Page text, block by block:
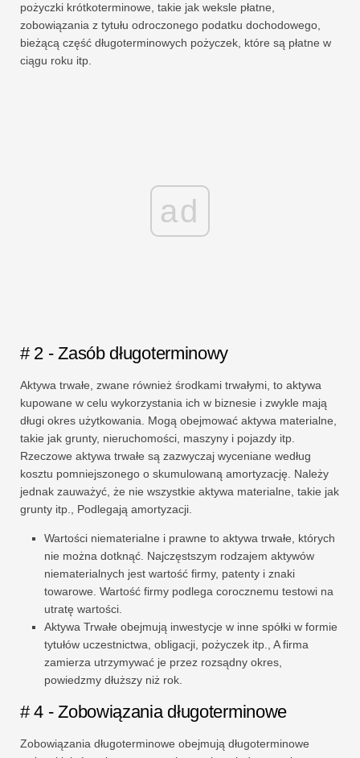
pożyczki krótkoterminowe, takie jak weksle płatne,
zobowiązania z tytułu odroczonego podatku dochodowego,
bieżącą część długoterminowych pożyczek, które są płatne w
ciągu roku itp.
ad
# 2 - Zasób długoterminowy
Aktywa trwałe, zwane również środkami trwałymi, to aktywa
kupowane w celu wykorzystania ich w biznesie i zwykle mają
długi okres użytkowania. Mogą obejmować aktywa materialne,
takie jak grunty, nieruchomości, maszyny i pojazdy itp.
Rzeczowe aktywa trwałe są zazwyczaj wyceniane według
kosztu pomniejszonego o skumulowaną amortyzację. Należy
jednak zauważyć, że nie wszystkie aktywa materialne, takie jak
grunty itp., Podlegają amortyzacji.
Wartości niematerialne i prawne to aktywa trwałe, których
nie można dotknąć. Najczęstszym rodzajem aktywów
niematerialnych jest wartość firmy, patenty i znaki
towarowe. Wartość firmy podlega corocznemu testowi na
utratę wartości.
Aktywa Trwałe obejmują inwestycje w inne spółki w formie
tytułów uczestnictwa, obligacji, pożyczek itp., A firma
zamierza utrzymywać je przez rozsądny okres,
powiedzmy dłuższy niż rok.
# 4 - Zobowiązania długoterminowe
Zobowiązania długoterminowe obejmują długoterminowe